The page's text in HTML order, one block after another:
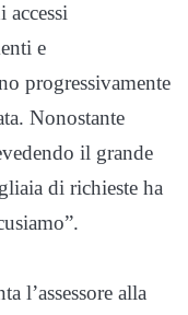
accessi
e
progressivamente
Nonostante
il grande
di richieste ha
l’assessore alla